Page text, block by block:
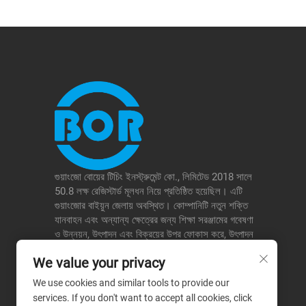
গুয়াংজো বোয়ের টিচিং ইনস্ট্রুমেন্ট কো., লিমিটেড 2018 সালে
50.8 লক্ষ রেজিস্টার্ড মূলধন নিয়ে প্রতিষ্ঠিত হয়েছিল। এটি
গুয়াংজোর বাইয়ুন জেলায় অবস্থিত। কোম্পানিটি নতুন শক্তি
যানবাহন এবং অন্যান্য ক্ষেত্রের জন্য শিক্ষা সরঞ্জামের গবেষণা
ও উন্নয়ন, উৎপাদন এবং বিক্রয়ের উপর ফোকাস করে, উৎপাদন
প্রতিষ্ঠান ইত্যাদির সেবা প্রদান করে, ফলে এটি তার নিচের
ক্ষেত্রগুলিতে একটি পার্থক্যমূলক সুবিধা গঠন করে।
We value your privacy
We use cookies and similar tools to provide our
services. If you don't want to accept all cookies, click